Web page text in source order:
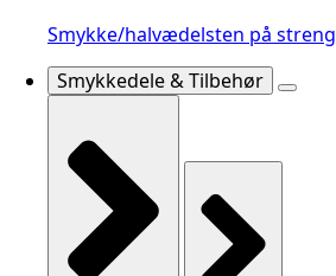
Smykke/halvædelsten på streng
Smykkedele & Tilbehør